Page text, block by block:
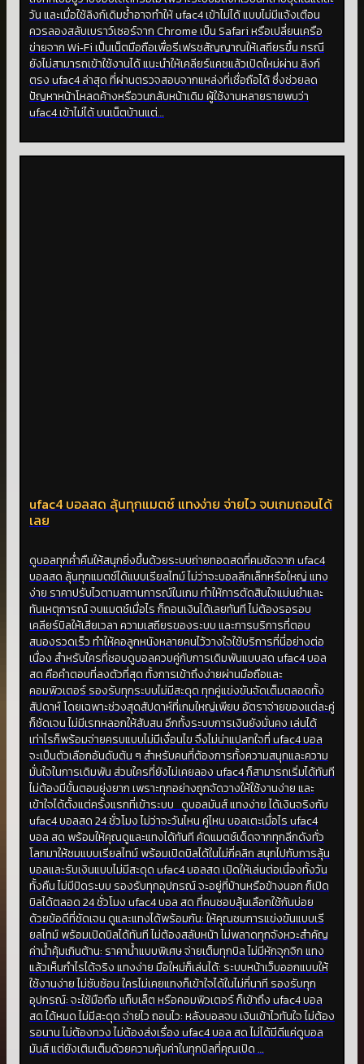
วัน และเมื่อใช้ลิงก์เดิมซ้ำอาจทำให้ ufac4 เข้าไม่ได้ แบบไม่มีแจ้งเตือน
ควรลองสลับเบราว์เซอร์จาก Chrome เป็น Safari หรือเปลี่ยนเครือ
ข่ายจาก Wi‑Fi เป็นเน็ตมือถือเพื่อรีเฟรชสัญญาณให้เสถียรขึ้น กรณี
ยังไม่สามารถเข้าใช้งานได้ แนะนำให้เคลียร์แคชแล้วเปิดใหม่ผ่าน ลิงก์
ตรง ufac4 ล่าสุด ที่ผ่านตรวจสอบจากแหล่งที่เชื่อถือได้ ซึ่งช่วยลด
ปัญหาหน้าโหลดค้างหรือวนกลับหน้าเดิม ผู้ใช้งานหลายรายพบว่า
ufac4 เข้าไม่ได้ บนเน็ตบ้านแต่…
ufac4 บอลสด ลุ้นทุกแมตช์ แทงง่าย จ่ายไว จบเกมถอนได้
เลย
ดูบอลทุกค่ำคืนให้สนุกยิ่งขึ้นด้วยระบบถ่ายทอดสดที่คมชัดจาก ufac4
บอลสด ลุ้นทุกแมตช์ได้แบบเรียลไทม์ ไม่ว่าจะบอลลีกเล็กหรือใหญ่ แทง
ง่าย ราคาปรับไวตามสถานการณ์ในเกม ทำให้การตัดสินใจแม่นยำและ
ทันเหตุการณ์ จบแมตช์เมื่อไร ก็ถอนเงินได้เลยทันที ไม่ต้องรอรอบ
เคลียร์บิลให้เสียเวลา ความเสถียรของระบบ และการบริการที่ตอบ
สนองรวดเร็ว ทำให้คอลูกหนังหลายคนไว้วางใจใช้บริการที่นี่อย่างต่อ
เนื่อง สำหรับใครที่ชอบดูบอลควบคู่กับการเดิมพันแบบสด ufac4 บอล
สด คือคำตอบที่ลงตัวที่สุด ทั้งการเข้าถึงง่ายผ่านมือถือและ
คอมพิวเตอร์ รองรับทุกระบบไม่มีสะดุด ทุกคู่แข่งขันจัดเต็มตลอดทั้ง
สัปดาห์ โดยเฉพาะช่วงสุดสัปดาห์ที่เกมใหญ่เพียบ อัตราจ่ายของแต่ละคู่
ก็ชัดเจน ไม่มีเรทหลอกให้สับสน อีกทั้งระบบการเงินยังมั่นคง เล่นได้
เท่าไรก็พร้อมจ่ายครบแบบไม่มีเงื่อนไข จึงไม่น่าแปลกใจที่ ufac4 บอล
จะเป็นตัวเลือกอันดับต้น ๆ สำหรับคนที่ต้องการทั้งความสนุกและความ
มั่นใจในการเดิมพัน ส่วนใครที่ยังไม่เคยลอง ufac4 ก็สามารถเริ่มได้ทันที
ไม่ต้องมีขั้นตอนยุ่งยาก เพราะทุกอย่างถูกจัดวางให้ใช้งานง่าย และ
เข้าใจได้ตั้งแต่ครั้งแรกที่เข้าระบบ ดูบอลมันส์ แทงง่าย ได้เงินจริงกับ
ufac4 บอลสด 24 ชั่วโมง ไม่ว่าจะวันไหน คู่ไหน บอลเตะเมื่อไร ufac4
บอล สด พร้อมให้คุณดูและแทงได้ทันที คัดแมตช์เด็ดจากทุกลีกดังทั่ว
โลกมาให้ชมแบบเรียลไทม์ พร้อมเปิดบิลได้ในไม่กี่คลิก สนุกไปกับการลุ้น
บอลและรับเงินแบบไม่มีสะดุด ufac4 บอลสด เปิดให้เล่นต่อเนื่องทั้งวัน
ทั้งคืน ไม่มีปิดระบบ รองรับทุกอุปกรณ์ จะอยู่ที่บ้านหรือข้างนอก ก็เปิด
บิลได้ตลอด 24 ชั่วโมง ufac4 บอล สด ที่คนชอบลุ้นเลือกใช้กันบ่อย
ด้วยข้อดีที่ชัดเจน ดูและแทงได้พร้อมกัน: ให้คุณชมการแข่งขันแบบเรี
ยลไทม์ พร้อมเปิดบิลได้ทันที ไม่ต้องสลับหน้า ไม่พลาดทุกจังหวะสำคัญ
ค่าน้ำคุ้มเกินต้าน: ราคาน้ำแบบพิเศษ จ่ายเต็มทุกบิล ไม่มีหักจุกจิก แทง
แล้วเห็นกำไรได้จริง แทงง่าย มือใหม่ก็เล่นได้: ระบบหน้าเว็บออกแบบให้
ใช้งานง่าย ไม่ซับซ้อน ใครไม่เคยแทงก็เข้าใจได้ในไม่กี่นาที รองรับทุก
อุปกรณ์: จะใช้มือถือ แท็บเล็ต หรือคอมพิวเตอร์ ก็เข้าถึง ufac4 บอล
สด ได้หมด ไม่มีสะดุด จ่ายไว ถอนไว: หลังบอลจบ เงินเข้าไวทันใจ ไม่ต้อง
รอนาน ไม่ต้องทวง ไม่ต้องส่งเรื่อง ufac4 บอล สด ไม่ได้มีดีแค่ดูบอล
มันส์ แต่ยังเติมเต็มด้วยความคุ้มค่าในทุกบิลที่คุณเปิด …